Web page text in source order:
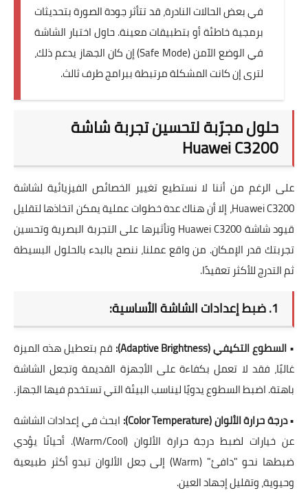
في بعض الحالات النادرة، قد تتأثر جودة الصورةبتحديثات
برمجية خاطئة أو بتطبيقات معينة. حاول اختبار الشاشة
في الوضع الآمن (Safe Mode) إن كان الجهاز يدعم ذلك،
لترى إن كانت المشكلة مرتبطة ببرامج طرف ثالث.
حلول مجرّبة لتحسين تجربة شاشة
Huawei C3200
على الرغم من أننا لا نستطيع تغيير الخصائص الفيزيائية لشاشة
Huawei C3200، إلا أن هناك عدة خطوات عملية يمكن اتخاذها لتقليل
قيود شاشة Huawei C3200 وتأثيرها على التجربة البصرية
وتحسين
تجربتك قدر الإمكان. من واقع عملنا، ننصح بالبدء بالحلول البسيطة
ثم التدرج للأكثر تعقيدًا.
1. ضبط إعدادات الشاشة الأساسية:
•السطوع التكيفي (Adaptive Brightness):
قم بتعطيل هذه الميزة
غالبًا، فقد لا تعمل بكفاءة على الأجهزة القديمة وتجعل الشاشة
باهتة. اضبط السطوع يدويًا ليناسب البيئة التي تستخدم فيها الجهاز.
•درجة حرارة الألوان (Color Temperature): ابحث فيإعدادات الشاشة
عن خيارات لضبط درجة حرارة الألوان (Warm/Cool). أحيانًا يؤدي
ضبطها نحو "دافئ" (Warm) إلى جعل الألوان تبدو أكثر طبيعية
وحيوية، وتقليل إجهاد العين.